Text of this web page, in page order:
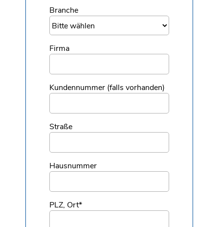
Branche
Firma
Kundennummer (falls vorhanden)
Straße
Hausnummer
PLZ, Ort*